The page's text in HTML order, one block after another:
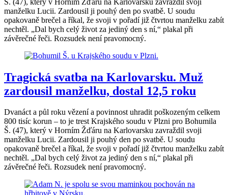
manželku Lucii. Zardousil ji pouhý den po svatbě. U soudu
opakovaně brečel a říkal, že svoji v pořadí již čtvrtou manželku zabít
nechtěl. „Dal bych celý život za jediný den s ní,“ plakal při
závěrečné řeči. Rozsudek není pravomocný.
Tragická svatba na Karlovarsku. Muž
zardousil manželku, dostal 12,5 roku
Dvanáct a půl roku vězení a povinnost uhradit poškozeným celkem
800 tisíc korun – to je trest Krajského soudu v Plzni pro Bohumila
Š. (47), který v Horním Žďáru na Karlovarsku zavraždil svoji
manželku Lucii. Zardousil ji pouhý den po svatbě. U soudu
opakovaně brečel a říkal, že svoji v pořadí již čtvrtou manželku zabít
nechtěl. „Dal bych celý život za jediný den s ní,“ plakal při
závěrečné řeči. Rozsudek není pravomocný.